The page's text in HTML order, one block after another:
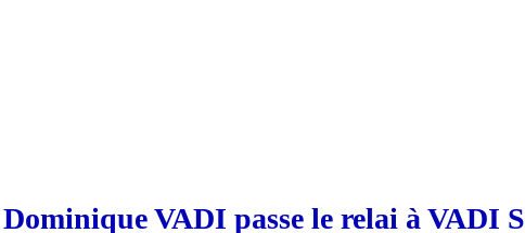
Dominique VADI passe le relai à VADI